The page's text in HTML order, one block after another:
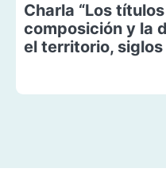
Charla “Los
composición y la
el territorio, siglos